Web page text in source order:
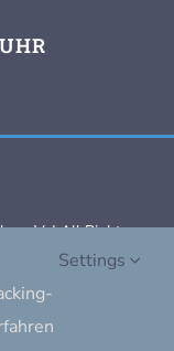
e. V. | All Rights
Settings